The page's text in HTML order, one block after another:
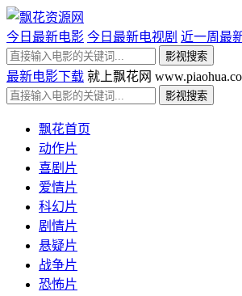
今日最新电影 今日最新电视剧 近一周最
最新电影下载 就上飘花网
飘花首页
动作片
喜剧片
爱情片
科幻片
剧情片
悬疑片
战争片
恐怖片